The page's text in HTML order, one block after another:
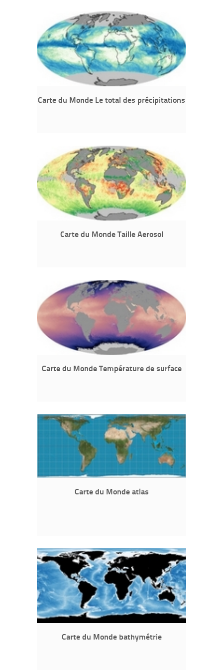
Carte du Monde Le total des précipitations
Carte du Monde Taille Aerosol
Carte du Monde Température de surface
Carte du Monde atlas
Carte du Monde bathymétrie